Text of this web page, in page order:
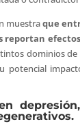
muestraque
reportan
dominios de
potencial